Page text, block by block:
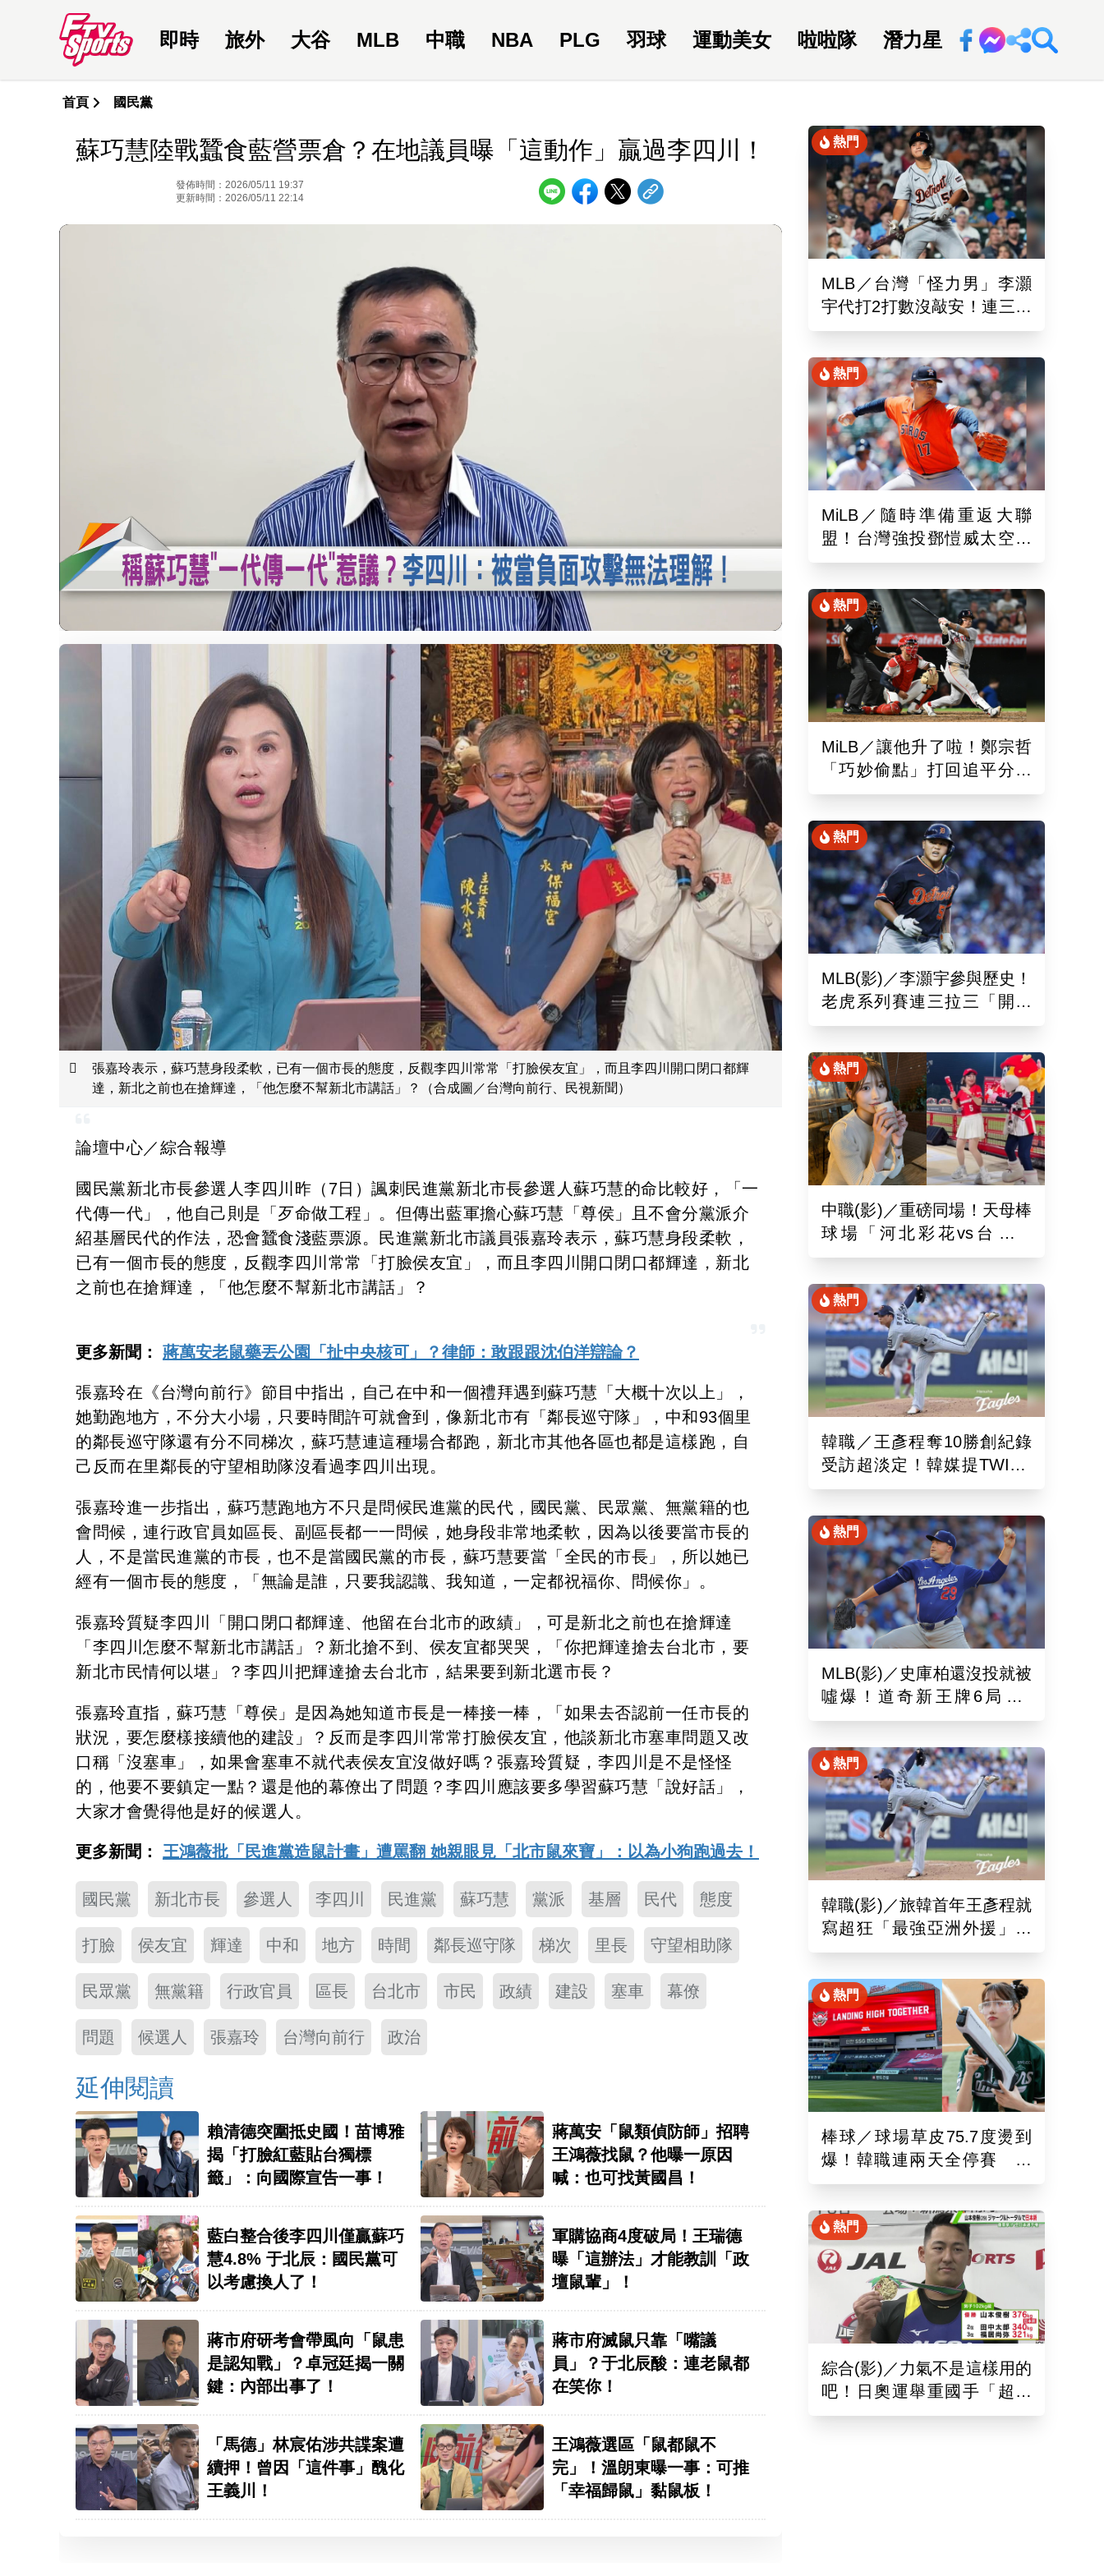
即時 旅外 大谷 MLB 中職 NBA PLG 羽球 運動美女 啦啦隊 潛力星 回新聞網
首頁 國民黨
蘇巧慧陸戰蠶食藍營票倉？在地議員曝「這動作」贏過李四川！
發佈時間：2026/05/11 19:37
更新時間：2026/05/11 22:14
張嘉玲表示，蘇巧慧身段柔軟，已有一個市長的態度，反觀李四川常常「打臉侯友宜」，而且李四川開口閉口都輝
達，新北之前也在搶輝達，「他怎麼不幫新北市講話」？（合成圖／台灣向前行、民視新聞）
論壇中心／綜合報導
國民黨新北市長參選人李四川昨（7日）諷刺民進黨新北市長參選人蘇巧慧的命比較好，「一
代傳一代」，他自己則是「歹命做工程」。但傳出藍軍擔心蘇巧慧「尊侯」且不會分黨派介
紹基層民代的作法，恐會蠶食淺藍票源。民進黨新北市議員張嘉玲表示，蘇巧慧身段柔軟，
已有一個市長的態度，反觀李四川常常「打臉侯友宜」，而且李四川開口閉口都輝達，新北
之前也在搶輝達，「他怎麼不幫新北市講話」？
更多新聞： 蔣萬安老鼠藥丟公園「扯中央核可」？律師：敢跟跟沈伯洋辯論？
張嘉玲在《台灣向前行》節目中指出，自己在中和一個禮拜遇到蘇巧慧「大概十次以上」，
她勤跑地方，不分大小場，只要時間許可就會到，像新北市有「鄰長巡守隊」，中和93個里
的鄰長巡守隊還有分不同梯次，蘇巧慧連這種場合都跑，新北市其他各區也都是這樣跑，自
己反而在里鄰長的守望相助隊沒看過李四川出現。
張嘉玲進一步指出，蘇巧慧跑地方不只是問候民進黨的民代，國民黨、民眾黨、無黨籍的也
會問候，連行政官員如區長、副區長都一一問候，她身段非常地柔軟，因為以後要當市長的
人，不是當民進黨的市長，也不是當國民黨的市長，蘇巧慧要當「全民的市長」，所以她已
經有一個市長的態度，「無論是誰，只要我認識、我知道，一定都祝福你、問候你」。
張嘉玲質疑李四川「開口閉口都輝達、他留在台北市的政績」，可是新北之前也在搶輝達
「李四川怎麼不幫新北市講話」？新北搶不到、侯友宜都哭哭，「你把輝達搶去台北市，要
新北市民情何以堪」？李四川把輝達搶去台北市，結果要到新北選市長？
張嘉玲直指，蘇巧慧「尊侯」是因為她知道市長是一棒接一棒，「如果去否認前一任市長的
狀況，要怎麼樣接續他的建設」？反而是李四川常常打臉侯友宜，他談新北市塞車問題又改
口稱「沒塞車」，如果會塞車不就代表侯友宜沒做好嗎？張嘉玲質疑，李四川是不是怪怪
的，他要不要鎮定一點？還是他的幕僚出了問題？李四川應該要多學習蘇巧慧「說好話」，
大家才會覺得他是好的候選人。
更多新聞： 王鴻薇批「民進黨造鼠計畫」遭罵翻 她親眼見「北市鼠來寶」：以為小狗跑過去！
國民黨 新北市長 參選人 李四川 民進黨 蘇巧慧 黨派 基層 民代 態度
打臉 侯友宜 輝達 中和 地方 時間 鄰長巡守隊 梯次 里長 守望相助隊
民眾黨 無黨籍 行政官員 區長 台北市 市民 政績 建設 塞車 幕僚
問題 候選人 張嘉玲 台灣向前行 政治
延伸閱讀
賴清德突圍抵史國！苗博雅
揭「打臉紅藍貼台獨標
籤」：向國際宣告一事！
蔣萬安「鼠類偵防師」招聘
王鴻薇找鼠？他曝一原因
喊：也可找黃國昌！
藍白整合後李四川僅贏蘇巧
慧4.8% 于北辰：國民黨可
以考慮換人了！
軍購協商4度破局！王瑞德
曝「這辦法」才能教訓「政
壇鼠輩」！
蔣市府研考會帶風向「鼠患
是認知戰」？卓冠廷揭一關
鍵：內部出事了！
蔣市府滅鼠只靠「嘴議
員」？于北辰酸：連老鼠都
在笑你！
「馬德」林宸佑涉共諜案遭
續押！曾因「這件事」醜化
王義川！
王鴻薇選區「鼠都鼠不
完」！溫朗東曝一事：可推
「幸福歸鼠」黏鼠板！
熱門
MLB／台灣「怪力男」李灝
宇代打2打數沒敲安！連三場
坐板凳 老虎11:0完封水手
熱門
MiLB／隨時準備重返大聯
盟！台灣強投鄧愷威太空人
3A登板後援1.2局飆3K
熱門
MiLB／讓他升了啦！鄭宗哲
「巧妙偷點」打回追平分助
隊以10比4大勝
熱門
MLB(影)／李灝宇參與歷史！
老虎系列賽連三拉三「開對
手魯閣」追平130年偉業
熱門
中職(影)／重磅同場！天母棒
球場「河北彩花vs台北彩
華」網挺：30年前彩華不輸
熱門
韓職／王彥程奪10勝創紀錄
受訪超淡定！韓媒提TWICE
娜璉笑開懷網友全笑翻
熱門
MLB(影)／史庫柏還沒投就被
噓爆！道奇新王牌6局失2
分 交易後首秀吞第六敗
熱門
韓職(影)／旅韓首年王彥程就
寫超狂「最強亞洲外援」紀
錄！6局飆7K奪單季第10勝
熱門
棒球／球場草皮75.7度燙到
爆！韓職連兩天全停賽 工
作人員、球迷頻傳熱傷害
熱門
綜合(影)／力氣不是這樣用的
吧！日奧運舉重國手「超商
偷雞蛋」被活逮把店員推到